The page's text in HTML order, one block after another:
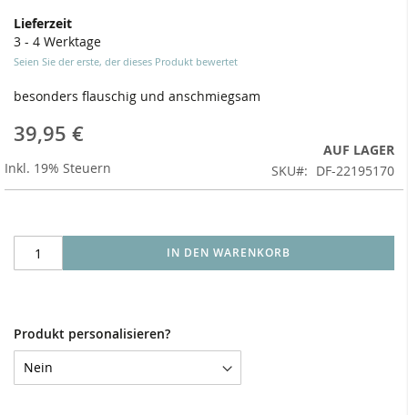
Lieferzeit
3 - 4 Werktage
Seien Sie der erste, der dieses Produkt bewertet
besonders flauschig und anschmiegsam
39,95 €
Inkl. 19% Steuern
AUF LAGER
SKU
DF-22195170
IN DEN WARENKORB
Produkt personalisieren?